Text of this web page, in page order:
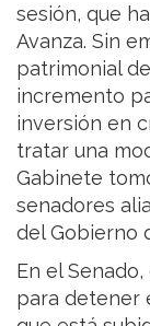
sesión, que
Avanza. Sin
patrimonial
incremento
inversión en
tratar una
Gabinete
senadores
del Gobierno
En el
para detener